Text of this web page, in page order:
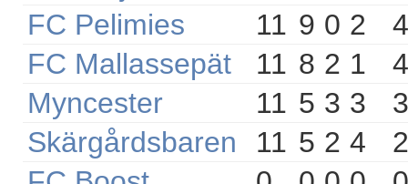
FC Pelimies
11 9 0 2
FC Mallassepät
11 8 2 1
Myncester
11 5 3 3
Skärgårdsbaren
11 5 2 4